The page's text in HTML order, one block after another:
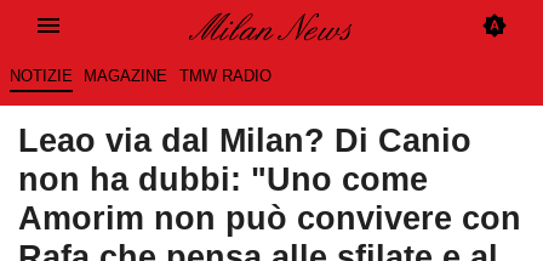
NOTIZIE MAGAZINE TMW RADIO
Leao via dal Milan? Di Canio
non ha dubbi: "Uno come
Amorim non può convivere con